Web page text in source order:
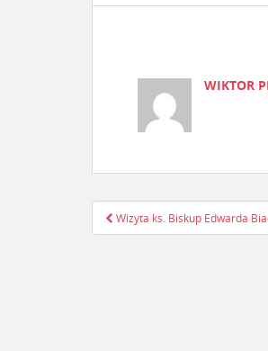
WIKTOR
Nawigacja
Wizyta ks. Biskup Edwarda